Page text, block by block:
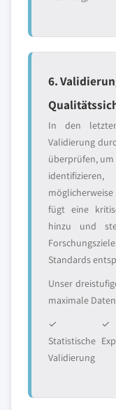
6.
In den
Validierung
überprüfen,
fügt eine
hinzu und
Standards
Unser
maximale
✓
Statistische
Validierung
✓